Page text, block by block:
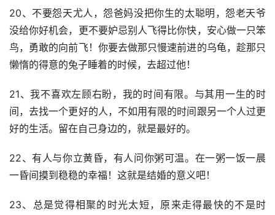
20、不要怨天尤人，怨爸妈没把你生的太聪明，怨老天爷
没给你好机会，更不要妒忌别人飞得比你快，安心做一只笨
鸟，勇敢的向前飞！你要去做那只慢速前进的乌龟，趁那只
懒惰的得意的兔子睡着的时候，去超过他！
21、我不喜欢左顾右盼，我的时间有限。与其用一生的时
间，去找一个更好的人，不如用有限的时间跟另一个人过更
好的生活。留在自己身边的，就是最好的。
22、有人与你立黄昏，有人问你粥可温。在一粥一饭一晨
一昏间摸到稳稳的幸福！这就是结婚的意义吧！
23、总是觉得相聚的时光太短，原来走得最快的不是时